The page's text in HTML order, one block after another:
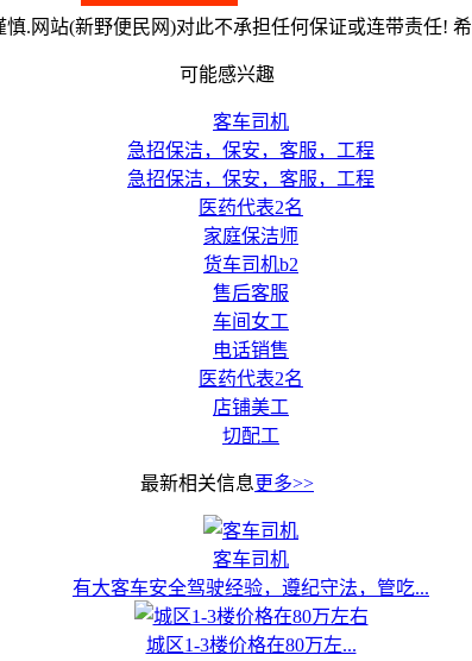
.网站(新野便民网)对此不承担任何保证或连带责任!
可能感兴趣
客车司机
急招保洁，保安，客服，工程
急招保洁，保安，客服，工程
医药代表2名
家庭保洁师
货车司机b2
售后客服
车间女工
电话销售
医药代表2名
店铺美工
切配工
最新相关信息更多>>
客车司机
有大客车安全驾驶经验，遵纪守法，管吃...
城区1-3楼价格在80万左...